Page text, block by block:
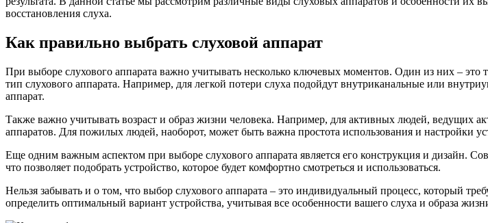
восстановления слуха.
Как правильно выбрать слуховой аппарат
При выборе слухового аппарата важно учитывать несколько ключевых моментов. Один из них – это
тип слухового аппарата. Например, для легкой потери слуха подойдут внутриканальные или
аппарат.
Также важно учитывать возраст и образ жизни человека. Например, для активных людей,
аппаратов. Для пожилых людей, наоборот, может быть важна простота использования и настройки
Еще одним важным аспектом при выборе слухового аппарата является его конструкция и дизайн.
что позволяет подобрать устройство, которое будет комфортно смотреться и использоваться.
Нельзя забывать и о том, что выбор слухового аппарата – это индивидуальный процесс, который
определить оптимальный вариант устройства, учитывая все особенности вашего слуха и образа